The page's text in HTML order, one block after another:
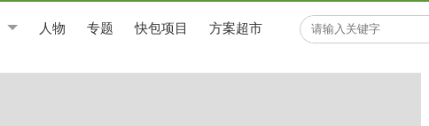
人物 专题 快包项目 方案超市